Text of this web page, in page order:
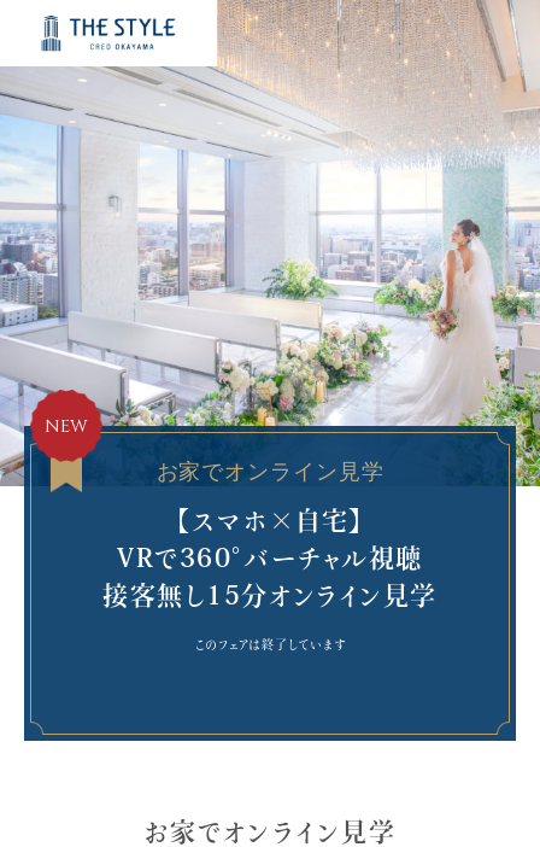
NEW
お家でオンライン見学
【スマホ×自宅】
VRで360°バーチャル視聴
接客無し15分オンライン見学
このフェアは終了しています
お家でオンライン見学